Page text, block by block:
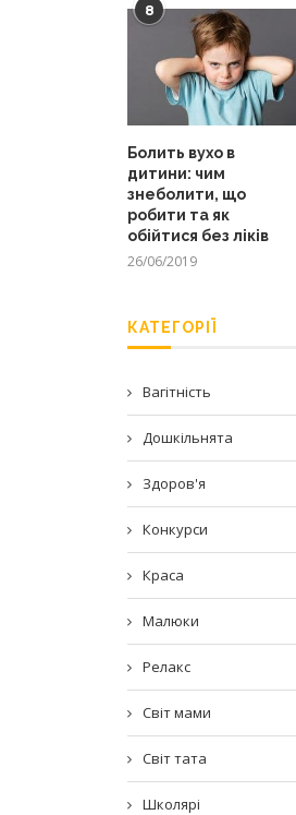
8
Болить вухо в
дитини: чим
знеболити, що
робити та як
обійтися без ліків
26/06/2019
КАТЕГОРІЇ
Вагітність
Дошкільнята
Здоров'я
Конкурси
Краса
Малюки
Релакс
Світ мами
Світ тата
Школярі